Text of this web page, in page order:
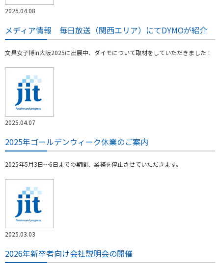
2025.04.08
メディア情報 毎日放送（関西エリア）にてDYMOが紹介
文具女子博in大阪2025に出展中、ダイモについて取材をしていただきました！
2025.04.07
2025年ゴールデンウィーク休業のご案内
2025年5月3日～6日までの期間、業務を停止させていただきます。
2025.03.03
2026年新卒者向け会社説明会の開催